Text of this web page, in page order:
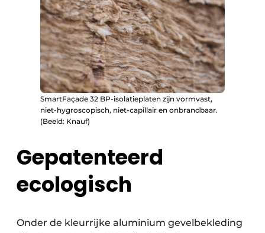
SmartFaçade 32 BP-isolatieplaten zijn vormvast,
niet-hygroscopisch, niet-capillair en onbrandbaar.
(Beeld: Knauf)
Gepatenteerd
ecologisch
Onder de kleurrijke aluminium gevelbekleding